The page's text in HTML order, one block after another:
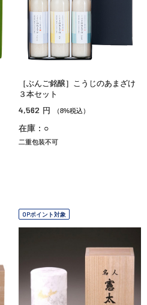
［ぶんご銘醸］こうじのあまざけ
３本セット
4,562 円 （8%税込）
在庫：○
二重包装不可
OPポイント対象